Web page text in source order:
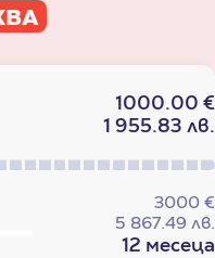
1000.00 €
1 955.83 лв.
3000€
5 867.49 лв.
12 месеца